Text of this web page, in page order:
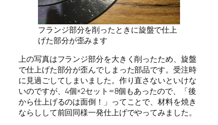
フランジ部分を削ったときに旋盤で仕上
げた部分が歪みます
上の写真はフランジ部分を大きく削ったため、旋盤
で仕上げた部分が歪んでしまった部品です。受注時
に見過ごしてしまいました。作り直さないといけな
いのですが、4個×2セット=8個もあったので、「後
から仕上げるのは面倒！」ってことで、材料を焼き
ならしして前回同様一発仕上げでやってみました。